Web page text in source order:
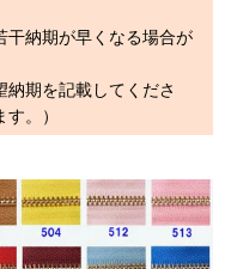
干納期が早くなる場合が
期を記載してくださ
。）